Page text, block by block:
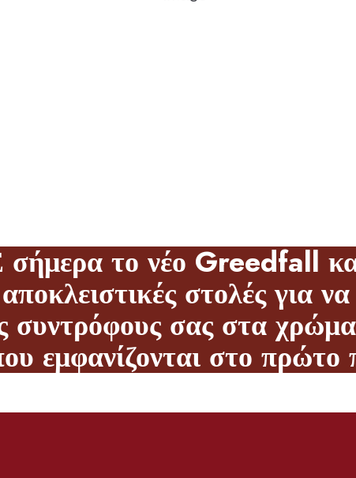
το νέο Greedfall
στολές για
συντρόφους σας στα
εμφανίζονται στο πρώτο